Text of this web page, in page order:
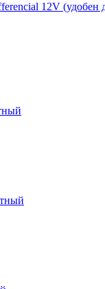
12V (удобен